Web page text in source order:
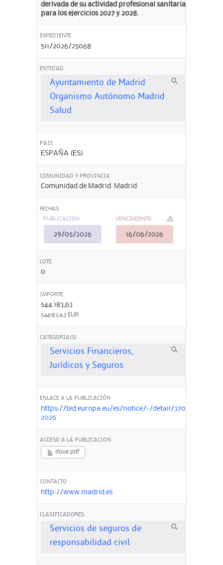
derivada de su actividad profesional sanitaria,
para los ejercicios 2027 y 2028.
EXPEDIENTE
511/2026/25068
ENTIDAD
Ayuntamiento de Madrid
Organismo Autónomo Madrid
Salud
PAIS
ESPAÑA (ES)
COMUNIDAD Y PROVINCIA
Comunidad de Madrid. Madrid
FECHAS
PUBLICACIÓN
29/05/2026
VENCIMIENTO
16/06/2026
LOTE
0
IMPORTE
544.183,63
544183,63 EUR
CATEGORIA(S)
Servicios Financieros,
Jurídicos y Seguros
ENLACE A LA PUBLICACIÓN
https://ted.europa.eu/es/notice/-/detail/370298-
2026
ACCESO A LA PUBLICACION
doue.pdf
CONTACTO
http://www.madrid.es
CLASIFICADORES
Servicios de seguros de
responsabilidad civil